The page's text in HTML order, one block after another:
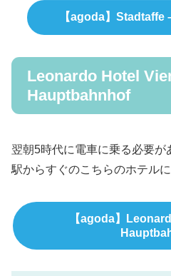
【agoda】Stadtaffe
Leonardo Hotel
Hauptbahnhof
翌朝5時代に電車に乗る必要
駅からすぐのこちらのホテルに
【agoda】